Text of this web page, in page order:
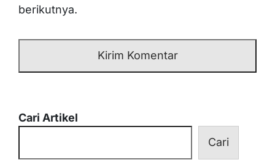
berikutnya.
Cari Artikel
Cari